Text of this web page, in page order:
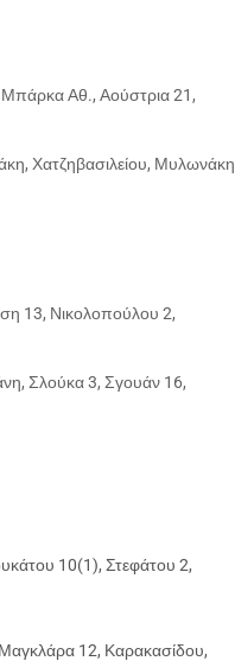
Μπάρκα Αθ., Αούστρια 21,
Χατζηβασιλείου, Μυλωνάκη
13, Νικολοπούλου 2,
Σλούκα 3, Σγουάν 16,
10(1), Στεφάτου 2,
12, Καρακασίδου,